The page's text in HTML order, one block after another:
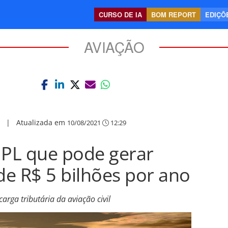
CURSO DE IA BOM REPORT
AVIAÇÃO
| Atualizada em 10/08/2021 12:29
que pode gerar
R$ 5 bilhões por ano
tributária da aviação civil